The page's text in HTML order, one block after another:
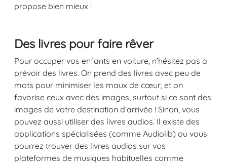
propose bien mieux !
Des livres pour faire rêver
Pour occuper vos enfants en voiture, n’hésitez pas à
prévoir des livres. On prend des livres avec peu de
mots pour minimiser les maux de cœur, et on
favorise ceux avec des images, surtout si ce sont des
images de votre destination d’arrivée ! Sinon, vous
pouvez aussi utiliser des livres audios. Il existe des
applications spécialisées (comme Audiolib) ou vous
pourrez trouver des livres audios sur vos
plateformes de musiques habituelles comme